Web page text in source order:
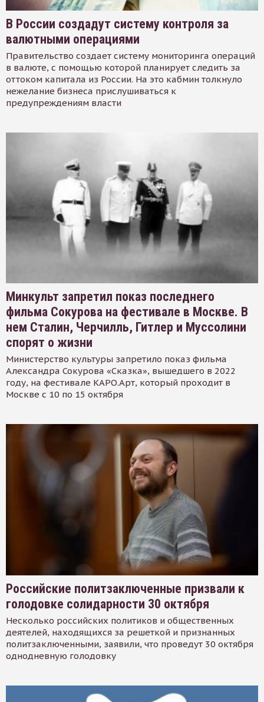
В России создадут систему контроля за
валютными операциями
Правительство создает систему мониторинга операций
в валюте, с помощью которой планирует следить за
оттоком капитала из России. На это кабмин толкнуло
нежелание бизнеса прислушиваться к
предупреждениям власти
Минкульт запретил показ последнего
фильма Сокурова на фестивале в Москве. В
нем Сталин, Черчилль, Гитлер и Муссолини
спорят о жизни
Министерство культуры запретило показ фильма
Александра Сокурова «Сказка», вышедшего в 2022
году, на фестивале КАРО.Арт, который проходит в
Москве с 10 по 15 октября
Российские политзаключенные призвали к
голодовке солидарности 30 октября
Несколько российских политиков и общественных
деятелей, находящихся за решеткой и признанных
политзаключенными, заявили, что проведут 30 октября
однодневную голодовку